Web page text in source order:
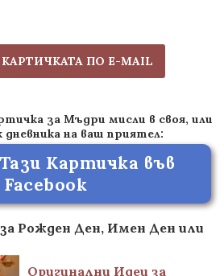
ПО E-MAIL
за Мъдри мисли в своя, или
дневника на ваш приятел:
Картичка във
Facebook
Рожден Ден, Имен Ден или
Оригинални Идеи за